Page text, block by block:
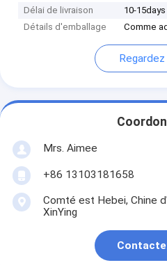
Délai de livraison
10-15days
Détails d'emballage
Comme
Regardez
Mrs. Aimee
+86 13103181658
Comté est Hebei, Chine
XinYing